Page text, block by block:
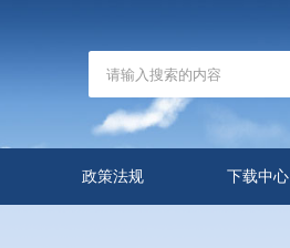
政策法规 下载中心